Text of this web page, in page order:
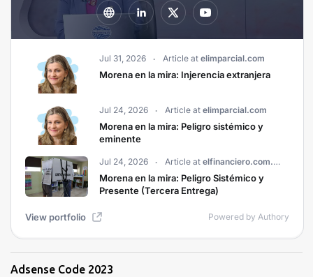
Adsense Code 2023